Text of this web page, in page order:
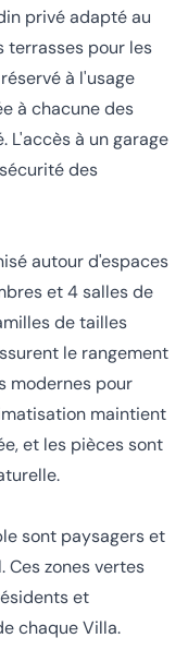
privé adapté au
terrasses pour les
à l'usage
à chacune des
L'accès à un garage
des
autour d'espaces
et 4 salles de
de tailles
le rangement
modernes pour
maintient
et les pièces sont
sont paysagers et
zones vertes
et
chaque Villa.